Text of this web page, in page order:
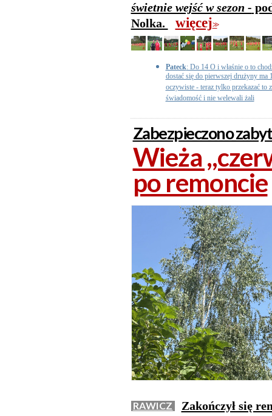
świetnie wejść w sezon -
Nolka.
więcej>>
Pateck: Do 14 O i właśnie o to
dostać się do pierwszej drużyny ma
oczywiste - teraz tylko przekazać
świadomość i nie welewali żali
Zabezpieczono
Wieża
po remoncie
RAWICZ
Zakończył się